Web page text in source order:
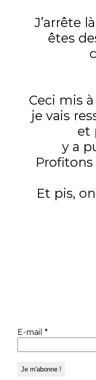
J’arrête
êtes
Ceci mis
je vais
et
y a
Et pis,
E-mail *